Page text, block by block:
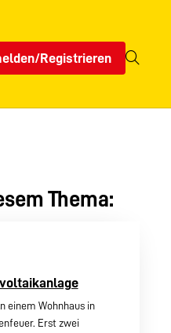
Registrieren
Thema:
einem Wohnhaus in
Erst zwei